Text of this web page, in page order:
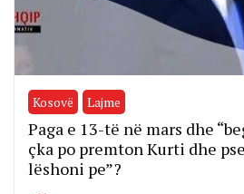
Kosovë Lajme
Paga e 13-të në mars dhe
çka po premton Kurti dhe
lëshoni pe”?